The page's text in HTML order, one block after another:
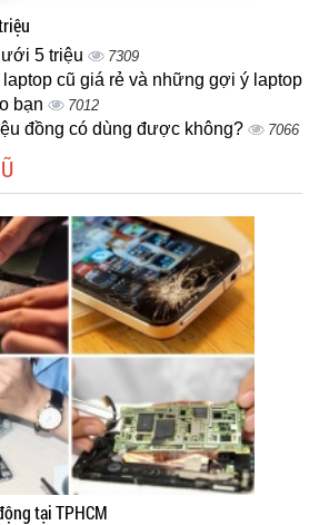
5 triệu 7309
cũ giá rẻ và những gợi ý laptop
bạn
7012
đồng có dùng được không? 7066
tại TPHCM